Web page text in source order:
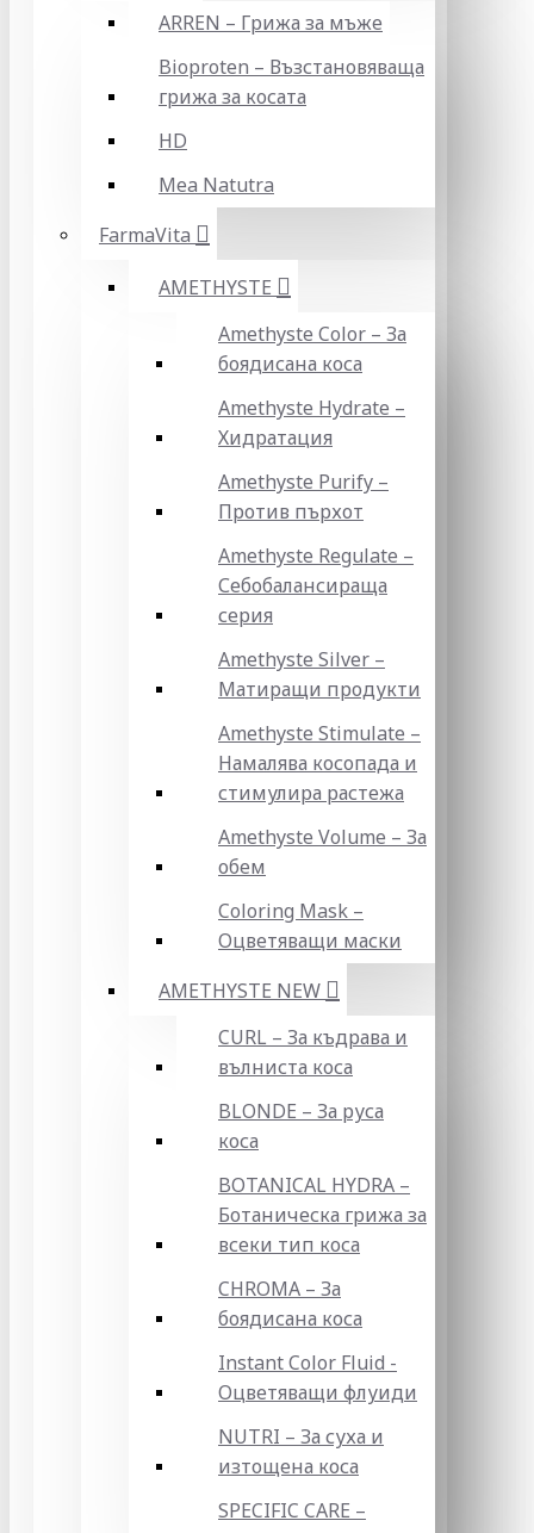
ARREN – Грижа за мъже
Bioproten – Възстановяваща
грижа за косата
HD
Mea Natutra
FarmaVita
AMETHYSTE
Amethyste Color – За
боядисана коса
Amethyste Hydrate –
Хидратация
Amethyste Purify –
Против пърхот
Amethyste Regulate –
Себобалансираща
серия
Amethyste Silver –
Матиращи продукти
Amethyste Stimulate –
Намалява косопада и
стимулира растежа
Amethyste Volume – За
обем
Coloring Mask –
Оцветяващи маски
AMETHYSTE NEW
CURL – За къдрава и
вълниста коса
BLONDE – За руса
коса
BOTANICAL HYDRA –
Ботаническа грижа за
всеки тип коса
CHROMA – За
боядисана коса
Instant Color Fluid -
Оцветяващи флуиди
NUTRI – За суха и
изтощена коса
SPECIFIC CARE –